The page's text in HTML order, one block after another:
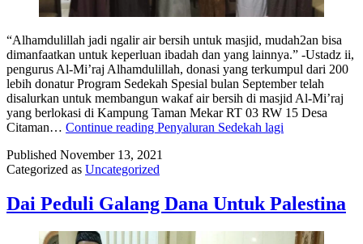
“Alhamdulillah jadi ngalir air bersih untuk masjid, mudah2an bisa
dimanfaatkan untuk keperluan ibadah dan yang lainnya.” -Ustadz ii,
pengurus Al-Mi’raj Alhamdulillah, donasi yang terkumpul dari 200
lebih donatur Program Sedekah Spesial bulan September telah
disalurkan untuk membangun wakaf air bersih di masjid Al-Mi’raj
yang berlokasi di Kampung Taman Mekar RT 03 RW 15 Desa
Citaman… Continue reading Penyaluran Sedekah lagi
Published November 13, 2021
Categorized as Uncategorized
Dai Peduli Galang Dana Untuk Palestina